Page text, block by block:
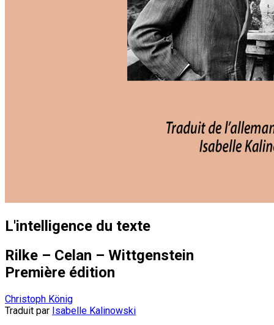
L'intelligence du texte
Rilke – Celan – Wittgenstein
Première édition
Christoph König
Traduit par Isabelle Kalinowski